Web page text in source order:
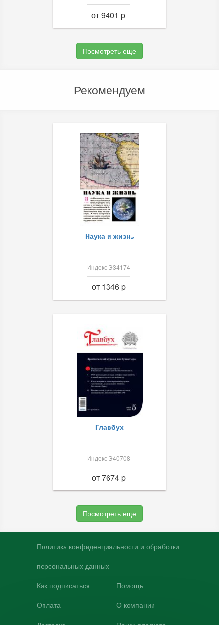
от 9401 p
Посмотреть еще
Рекомендуем
Наука и жизнь
Индекс Э34174
от 1346 p
Главбух
Индекс Э40708
от 7674 p
Посмотреть еще
Политика конфиденциальности и обработки
персональных данных
Как подписаться
Оплата
Помощь
О компании